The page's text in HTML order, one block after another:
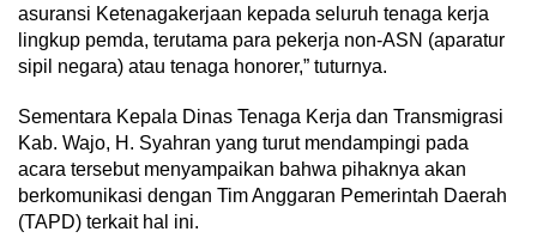
asuransi Ketenagakerjaan kepada seluruh tenaga kerja
lingkup pemda, terutama para pekerja non-ASN (aparatur
sipil negara) atau tenaga honorer,” tuturnya.
Sementara Kepala Dinas Tenaga Kerja dan Transmigrasi
Kab. Wajo, H. Syahran yang turut mendampingi pada
acara tersebut menyampaikan bahwa pihaknya akan
berkomunikasi dengan Tim Anggaran Pemerintah Daerah
(TAPD) terkait hal ini.